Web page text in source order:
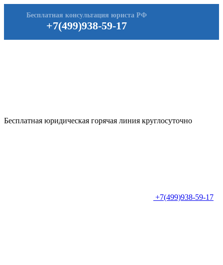
+7(499)938-59-17
Бесплатная консультация юриста РФ
Бесплатная юридическая горячая линия круглосуточно
+7(499)938-59-17